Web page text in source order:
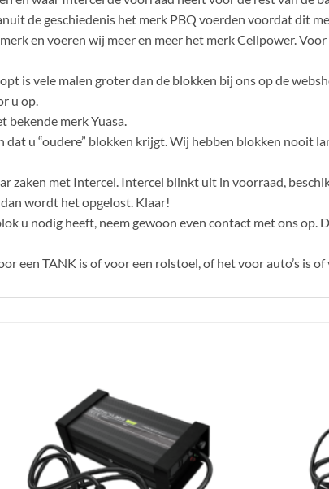
de geschiedenis het merk PBQ voerden voordat dit
en voeren wij meer en meer het merk Cellpower.
is vele malen groter dan de blokken bij ons op de
u op.
bekende merk Yuasa.
u “oudere” blokken krijgt. Wij hebben blokken nooit
zaken met Intercel. Intercel blinkt uit in voorraad,
wordt het opgelost. Klaar!
u nodig heeft, neem gewoon even contact met ons
een TANK is of voor een rolstoel, of het voor auto’s